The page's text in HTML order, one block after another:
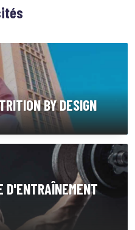
BY DESIGN
D'ENTRAÎNEMENT